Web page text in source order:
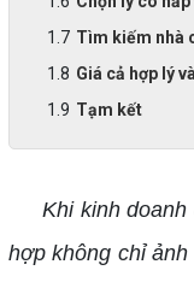
Tìm kiếm nhà
Giá cả hợp lý
Tạm kết
Khi kinh
hợp không chỉ